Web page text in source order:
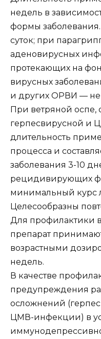
недель в
формы
суток; при
аденовирусных
протекающих на
вирусных
и других ОРВИ — не
При ветряной
герпесвирусной и
длительность
процесса и
заболевания 3-10
рецидивирующих
минимальный курс
Целесообразны
Для профилактики
препарат
возрастными
недель.
В качестве
предупреждения
осложнений
ЦМВ-инфекции) в